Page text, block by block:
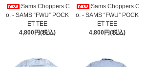
Sams Choppers C
o. - SAMS “FWU” POCK
ET TEE
4,800円(税込)
Sams Choppers C
o. - SAMS “FWU” POCK
ET TEE
4,800円(税込)